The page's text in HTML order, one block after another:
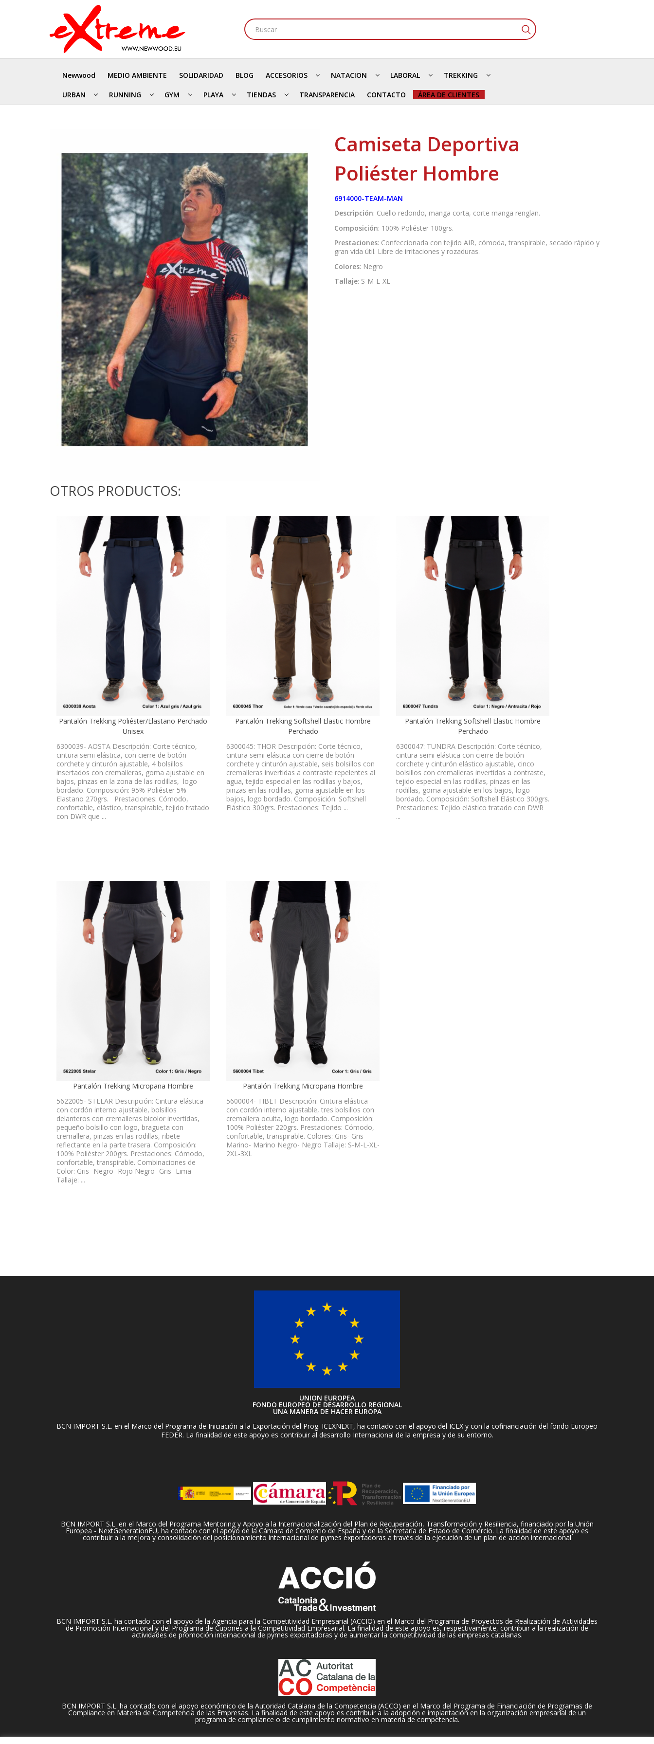
Newwood MEDIO AMBIENTE SOLIDARIDAD BLOG ACCESORIOS NATACION LABORAL TREKKING
URBAN RUNNING GYM PLAYA TIENDAS TRANSPARENCIA CONTACTO ÁREA DE CLIENTES
Camiseta Deportiva
Poliéster Hombre
6914000-TEAM-MAN
Descripción: Cuello redondo, manga corta, corte manga renglan.
Composición: 100% Poliéster 100grs.
Prestaciones: Confeccionada con tejido AIR, cómoda, transpirable, secado rápido y
gran vida útil. Libre de irritaciones y rozaduras.
Colores: Negro
Tallaje: S-M-L-XL
OTROS PRODUCTOS:
Pantalón Trekking Poliéster/Elastano Perchado
Unisex
6300039- AOSTA Descripción: Corte técnico,
cintura semi elástica, con cierre de botón
corchete y cinturón ajustable, 4 bolsillos
insertados con cremalleras, goma ajustable en
bajos, pinzas en la zona de las rodillas, logo
bordado. Composición: 95% Poliéster 5%
Elastano 270grs. Prestaciones: Cómodo,
confortable, elástico, transpirable, tejido tratado
con DWR que ...
Pantalón Trekking Softshell Elastic Hombre
Perchado
6300045: THOR Descripción: Corte técnico,
cintura semi elástica con cierre de botón
corchete y cinturón ajustable, seis bolsillos con
cremalleras invertidas a contraste repelentes al
agua, tejido especial en las rodillas y bajos,
pinzas en las rodillas, goma ajustable en los
bajos, logo bordado. Composición: Softshell
Elástico 300grs. Prestaciones: Tejido ...
Pantalón Trekking Softshell Elastic Hombre
Perchado
6300047: TUNDRA Descripción: Corte técnico,
cintura semi elástica con cierre de botón
corchete y cinturón elástico ajustable, cinco
bolsillos con cremalleras invertidas a contraste,
tejido especial en las rodillas, pinzas en las
rodillas, goma ajustable en los bajos, logo
bordado. Composición: Softshell Elástico 300grs.
Prestaciones: Tejido elástico tratado con DWR
...
Pantalón Trekking Micropana Hombre
5622005- STELAR Descripción: Cintura elástica
con cordón interno ajustable, bolsillos
delanteros con cremalleras bicolor invertidas,
pequeño bolsillo con logo, bragueta con
cremallera, pinzas en las rodillas, ribete
reflectante en la parte trasera. Composición:
100% Poliéster 200grs. Prestaciones: Cómodo,
confortable, transpirable. Combinaciones de
Color: Gris- Negro- Rojo Negro- Gris- Lima
Tallaje: ...
Pantalón Trekking Micropana Hombre
5600004- TIBET Descripción: Cintura elástica
con cordón interno ajustable, tres bolsillos con
cremallera oculta, logo bordado. Composición:
100% Poliéster 220grs. Prestaciones: Cómodo,
confortable, transpirable. Colores: Gris- Gris
Marino- Marino Negro- Negro Tallaje: S-M-L-XL-
2XL-3XL
UNION EUROPEA
FONDO EUROPEO DE DESARROLLO REGIONAL
UNA MANERA DE HACER EUROPA
BCN IMPORT S.L. en el Marco del Programa de Iniciación a la Exportación del Prog. ICEXNEXT, ha contado con el apoyo del ICEX y con la cofinanciación del fondo Europeo
FEDER. La finalidad de este apoyo es contribuir al desarrollo Internacional de la empresa y de su entorno.
BCN IMPORT S.L. en el Marco del Programa Mentoring y Apoyo a la Internacionalización del Plan de Recuperación, Transformación y Resiliencia, financiado por la Unión
Europea - NextGenerationEU, ha contado con el apoyo de la Cámara de Comercio de España y de la Secretaría de Estado de Comercio. La finalidad de este apoyo es
contribuir a la mejora y consolidación del posicionamiento internacional de pymes exportadoras a través de la ejecución de un plan de acción internacional
BCN IMPORT S.L. ha contado con el apoyo de la Agencia para la Competitividad Empresarial (ACCIO) en el Marco del Programa de Proyectos de Realización de Actividades
de Promoción Internacional y del Programa de Cupones a la Competitividad Empresarial. La finalidad de este apoyo es, respectivamente, contribuir a la realización de
actividades de promoción internacional de pymes exportadoras y de aumentar la competitividad de las empresas catalanas.
BCN IMPORT S.L. ha contado con el apoyo económico de la Autoridad Catalana de la Competencia (ACCO) en el Marco del Programa de Financiación de Programas de
Compliance en Materia de Competencia de las Empresas. La finalidad de este apoyo es contribuir a la adopción e implantación en la organización empresarial de un
programa de compliance o de cumplimiento normativo en materia de competencia.